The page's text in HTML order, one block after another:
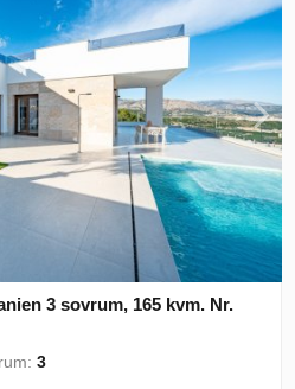
3 sovrum, 165 kvm. Nr.
3